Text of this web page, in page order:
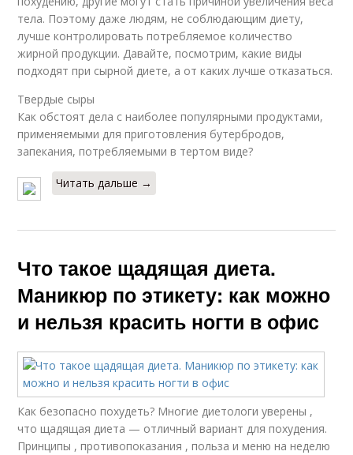
тела. Поэтому даже людям, не соблюдающим диету,
лучше контролировать потребляемое количество
жирной продукции. Давайте, посмотрим, какие виды
подходят при сырной диете, а от каких лучше отказаться.
Твердые сыры
Как обстоят дела с наиболее популярными продуктами,
применяемыми для приготовления бутербродов,
запекания, потребляемыми в тертом виде?
Читать дальше →
Что такое щадящая диета.
Маникюр по этикету: как можно
и нельзя красить ногти в офис
Как безопасно похудеть? Многие диетологи уверены ,
что щадящая диета — отличный вариант для похудения.
Принципы , противопоказания , польза и меню на неделю